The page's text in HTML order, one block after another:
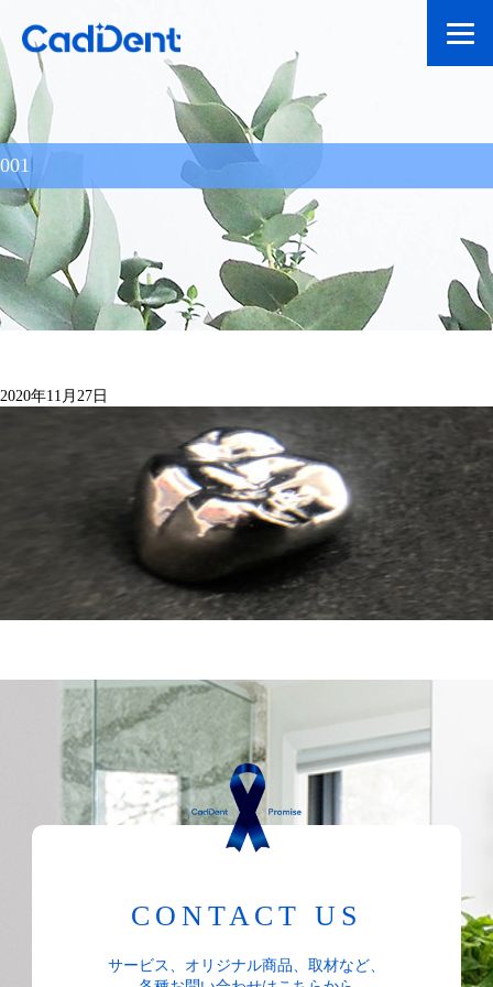
001
2020年11月27日
CONTACT US
サービス、オリジナル商品、取材など、